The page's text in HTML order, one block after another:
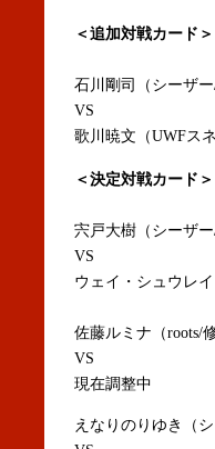
＜追加対戦カード＞
石川剛司（シーザ
VS
歌川暁文（UWFス
＜決定対戦カード＞
宍戸大樹（シーザ
VS
ウェイ・シュウレ
佐藤ルミナ（roots/
VS
現在調整中
えなりのりゆき（